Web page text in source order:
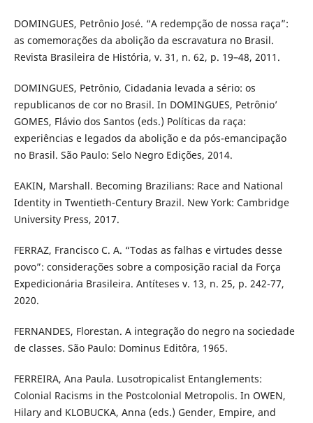
DOMINGUES, Petrônio José. “A redempção de nossa raça”:
as comemorações da abolição da escravatura no Brasil.
Revista Brasileira de História, v. 31, n. 62, p. 19–48, 2011.
DOMINGUES, Petrônio, Cidadania levada a sério: os
republicanos de cor no Brasil. In DOMINGUES, Petrônio’
GOMES, Flávio dos Santos (eds.) Políticas da raça:
experiências e legados da abolição e da pós-emancipação
no Brasil. São Paulo: Selo Negro Edições, 2014.
EAKIN, Marshall. Becoming Brazilians: Race and National
Identity in Twentieth-Century Brazil. New York: Cambridge
University Press, 2017.
FERRAZ, Francisco C. A. “Todas as falhas e virtudes desse
povo”: considerações sobre a composição racial da Força
Expedicionária Brasileira. Antíteses v. 13, n. 25, p. 242-77,
2020.
FERNANDES, Florestan. A integração do negro na sociedade
de classes. São Paulo: Dominus Editôra, 1965.
FERREIRA, Ana Paula. Lusotropicalist Entanglements:
Colonial Racisms in the Postcolonial Metropolis. In OWEN,
Hilary and KLOBUCKA, Anna (eds.) Gender, Empire, and